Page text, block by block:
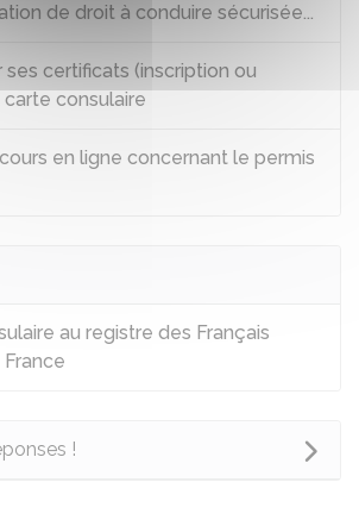
de droit à conduire sécurisée...
ses certificats (inscription ou
consulaire
en ligne concernant le permis
au registre des Français
!